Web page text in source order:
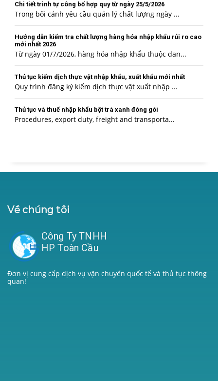
Chi tiết trình tự công bố hợp quy từ ngày 25/5/2026
Trong bối cảnh yêu cầu quản lý chất lượng ngày ...
Hướng dẫn kiểm tra chất lượng hàng hóa nhập khẩu rủi ro cao
mới nhất 2026
Từ ngày 01/7/2026, hàng hóa nhập khẩu thuộc dan...
Thủ tục kiểm dịch thực vật nhập khẩu, xuất khẩu mới nhất
Quy trình đăng ký kiểm dịch thực vật xuất nhập ...
Thủ tục và thuế nhập khẩu bột trà xanh đóng gói
Procedures, export duty, freight and transporta...
Về chúng tôi
Công Ty TNHH
HP Toàn Cầu
Đơn vị cung cấp dịch vụ vận chuyển quốc tế và thủ tục thông
quan!